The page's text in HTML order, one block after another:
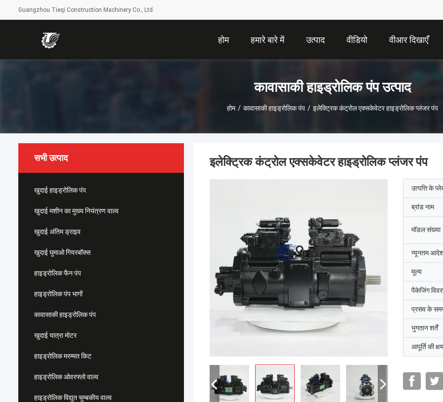
Guangzhou Tieqi Construction Machinery Co., Ltd.
होम हमारे बारे में उत्पाद वीडियो वीआर दिखाएँ
कावासाकी हाइड्रोलिक पंप उत्पाद
होम / कावासाकी हाइड्रोलिक पंप / इलेक्ट्रिक कंट्रोल एक्सकेवेटर हाइड्रोलिक प्लंजर पंप
सभी उत्पाद
खुदाई हाइड्रोलिक पंप
खुदाई मशीन का मुख्य नियंत्रण वाल्व
खुदाई अंतिम ड्राइव
खुदाई घुमाओ गियरबॉक्स
हाइड्रोलिक फैन पंप
हाइड्रोलिक पंप भागों
कावासाकी हाइड्रोलिक पंप
खुदाई यात्रा मोटर
हाइड्रोलिक मरम्मत किट
हाइड्रोलिक ओवरफ्लो वाल्व
हाइड्रोलिक विद्युत चुम्बकीय वाल्व
इलेक्ट्रिक कंट्रोल एक्सकेवेटर हाइड्रोलिक प्लंजर पंप
उत्पत्ति के
ब्रांड नाम
मॉडल संख्या
न्यूनतम आदेश
मूल्य
पैकेजिंग
प्रसव के
भुगतान शर्तें
आपूर्ति की